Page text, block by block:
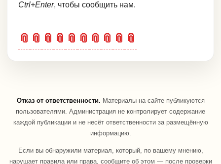
Ctrl+Enter, чтобы сообщить нам.
📎 📎 📎 📎 📎 📎 📎 📎 📎 📎
Отказ от ответственности. Материалы на сайте публикуются
пользователями. Администрация не контролирует содержание
каждой публикации и не несёт ответственности за размещённую
информацию.
Если вы обнаружили материал, который, по вашему мнению,
нарушает правила или права, сообщите об этом — после проверки